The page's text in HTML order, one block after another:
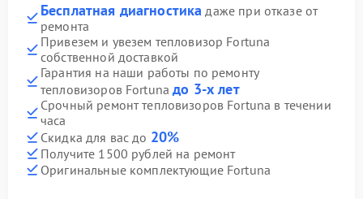
Бесплатная диагностика даже при отказе от
ремонта
Привезем и увезем тепловизор Fortuna
собственной доставкой
Гарантия на наши работы по ремонту
тепловизоров Fortunaдо 3-х лет
Срочный ремонт тепловизоров Fortuna в течении
часа
Скидка для вас до 20%
Получите 1500 рублей на ремонт
Оригинальные комплектующие Fortuna